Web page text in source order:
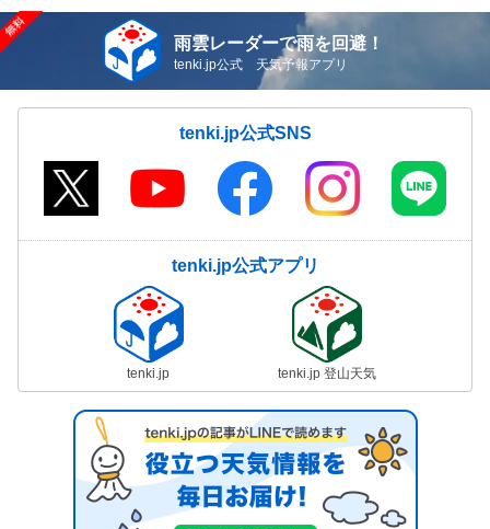
雨雲レーダーで雨を回避！
tenki.jp公式 天気予報アプリ
tenki.jp公式SNS
tenki.jp公式アプリ
tenki.jp tenki.jp 登山天気